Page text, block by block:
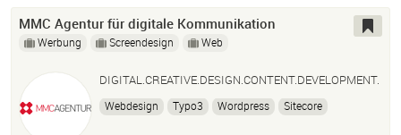
MMC Agentur für digitale Kommunikation
Werbung Screendesign Web
DIGITAL.CREATIVE.DESIGN.CONTENT.DEVELOPMENT.
Webdesign Typo3 Wordpress
Sitecore